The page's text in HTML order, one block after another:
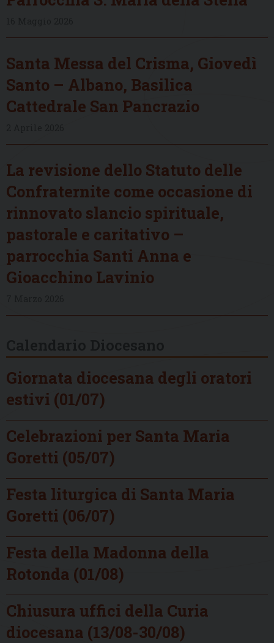
Santa Messa del Crisma, Giovedì
Santo – Albano, Basilica
Cattedrale San Pancrazio
La revisione dello Statuto delle
Confraternite come occasione di
rinnovato slancio spirituale,
pastorale e caritativo –
parrocchia Santi Anna e
Gioacchino Lavinio
Giornata diocesana degli oratori
estivi (01/07)
Celebrazioni per Santa Maria
Goretti (05/07)
Festa liturgica di Santa Maria
Goretti (06/07)
Festa della Madonna della
Rotonda (01/08)
Chiusura uffici della Curia
diocesana (13/08-30/08)